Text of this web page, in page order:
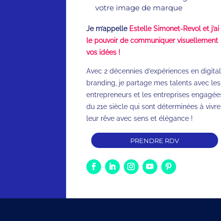
votre image de marque
Je m’appelle Estelle Simonet-Revol et j’ai
le pouvoir de communiquer visuellement
vos idées !
Avec 2 décennies d’expériences en digital
branding, je partage mes talents avec les
entrepreneurs et les entreprises
du 21e siècle qui sont déterminées à vivre
leur rêve avec sens et élégance !
PRENDRE RDV